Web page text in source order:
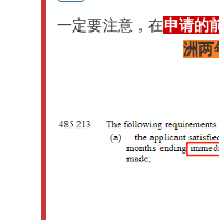
一定要注意，在申请的
洲两